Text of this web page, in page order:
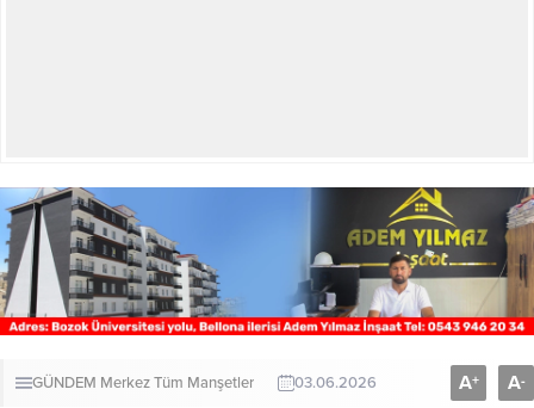
GÜNDEM MerkezTüm Manşetler 03.06.2026 A+ A-